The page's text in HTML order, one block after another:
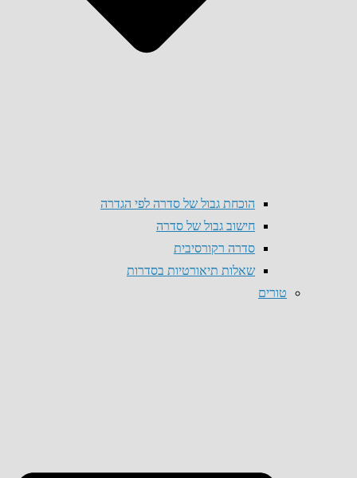
הוכחת גבול של סדרה לפי הגדרה
חישוב גבול של סדרה
סדרה רקורסיבית
שאלות תיאורטיות בסדרות
טורים